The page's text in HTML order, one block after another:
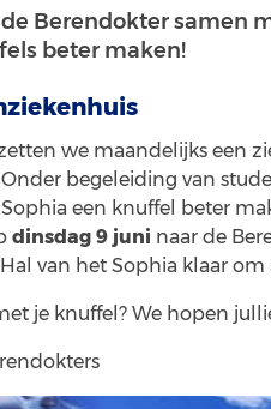
Berendokter samen
beter maken!
we maandelijks een
begeleiding van
een knuffel beter
dinsdag 9 juni naar de
van het Sophia klaar
je knuffel? We hopen